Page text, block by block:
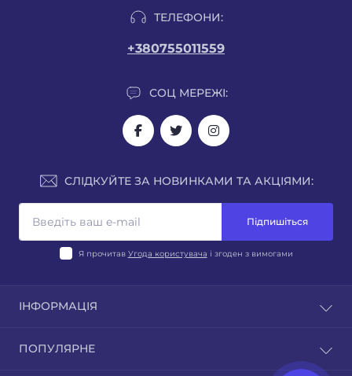
ТЕЛЕФОНИ:
+380755011559
СОЦ МЕРЕЖІ:
СЛІДКУЙТЕ ЗА НОВИНКАМИ ТА АКЦІЯМИ:
Підпишіться
Я прочитав Угода користувача і згоден з вимогами
ІНФОРМАЦІЯ
Відгуки
ПОПУЛЯРНЕ